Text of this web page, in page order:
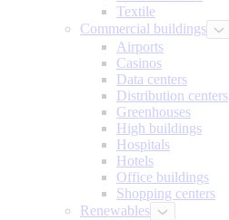
Textile
Commercial buildings
Airports
Casinos
Data centers
Distribution centers
Greenhouses
High buildings
Hospitals
Hotels
Office buildings
Shopping centers
Renewables